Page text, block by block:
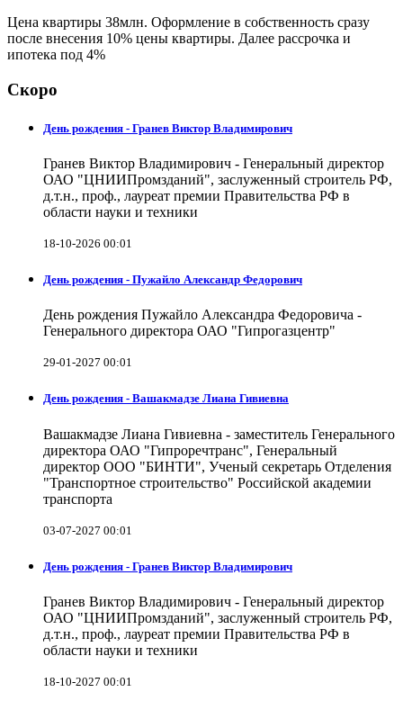
Цена квартиры 38млн. Оформление в собственность сразу
после внесения 10% цены квартиры. Далее рассрочка и
ипотека под 4%
Скоро
День рождения - Гранев Виктор Владимирович
Гранев Виктор Владимирович - Генеральный директор
ОАО "ЦНИИПромзданий", заслуженный строитель РФ,
д.т.н., проф., лауреат премии Правительства РФ в
области науки и техники
18-10-2026 00:01
День рождения - Пужайло Александр Федорович
День рождения Пужайло Александра Федоровича -
Генерального директора ОАО "Гипрогазцентр"
29-01-2027 00:01
День рождения - Вашакмадзе Лиана Гивиевна
Вашакмадзе Лиана Гивиевна - заместитель Генерального
директора ОАО "Гипроречтранс", Генеральный
директор ООО "БИНТИ", Ученый секретарь Отделения
"Транспортное строительство" Российской академии
транспорта
03-07-2027 00:01
День рождения - Гранев Виктор Владимирович
Гранев Виктор Владимирович - Генеральный директор
ОАО "ЦНИИПромзданий", заслуженный строитель РФ,
д.т.н., проф., лауреат премии Правительства РФ в
области науки и техники
18-10-2027 00:01